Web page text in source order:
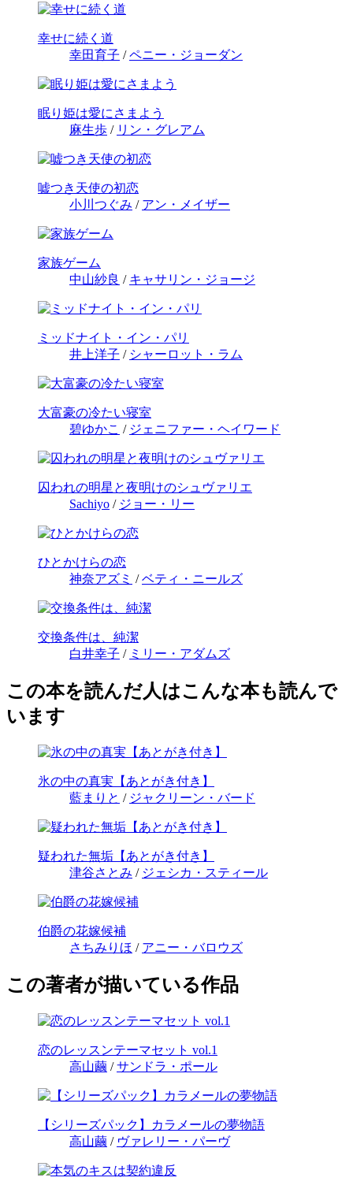
幸せに続く道
幸田育子 /ペニー・ジョーダン
眠り姫は愛にさまよう
麻生歩 / リン・グレアム
嘘つき天使の初恋
小川つぐみ / アン・メイザー
家族ゲーム
中山紗良 / キャサリン・ジョージ
ミッドナイト・イン・パリ
井上洋子 / シャーロット・ラム
大富豪の冷たい寝室
碧ゆかこ / ジェニファー・ヘイワード
囚われの明星と夜明けのシュヴァリエ
Sachiyo / ジョー・リー
ひとかけらの恋
神奈アズミ /ベティ・ニールズ
交換条件は、純潔
白井幸子 / ミリー・アダムズ
この本を読んだ人はこんな本も読んで
います
氷の中の真実【あとがき付き】
藍まりと / ジャクリーン・バード
疑われた無垢【あとがき付き】
津谷さとみ / ジェシカ・スティール
伯爵の花嫁候補
さちみりほ / アニー・バロウズ
この著者が描いている作品
恋のレッスンテーマセット vol.1
高山繭 /サンドラ・ポール
【シリーズパック】カラメールの夢物語
高山繭 / ヴァレリー・パーヴ